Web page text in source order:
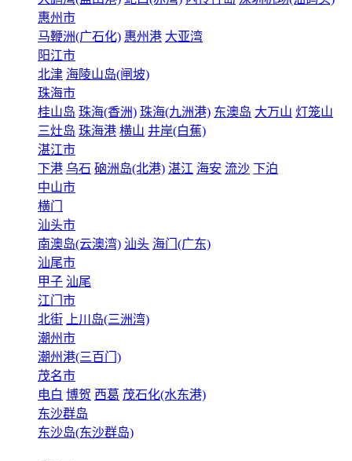
惠州市
马鞭洲(广石化) 惠州港 大亚湾
阳江市
北津 海陵山岛(闸坡)
珠海市
桂山岛 珠海(香洲) 珠海(九洲港) 东澳岛 大万山 灯笼山
三灶岛 珠海港 横山 井岸(白蕉)
湛江市
下港 乌石 硇洲岛(北港) 湛江 海安 流沙 下泊
中山市
横门
汕头市
南澳岛(云澳湾) 汕头 海门(广东)
汕尾市
甲子 汕尾
江门市
北街
上川岛(三洲湾)
潮州市
潮州港(三百门)
茂名市
电白 博贺 西葛 茂石化(水东港)
东沙群岛
东沙岛(东沙群岛)